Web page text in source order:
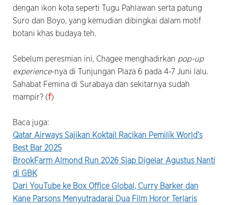
dengan ikon kota seperti Tugu Pahlawan serta patung
Suro dan Boyo, yang kemudian dibingkai dalam motif
botani khas budaya teh.
Sebelum peresmian ini, Chagee menghadirkan pop-up
experience-nya di Tunjungan Plaza 6 pada 4-7 Juni lalu.
Sahabat Femina di Surabaya dan sekitarnya sudah
mampir? (f)
Baca juga:
Qatar Airways Sajikan Koktail Racikan Pemilik World’s
Best Bar 2025
BrookFarm Almond Run 2026 Siap Digelar Agustus Nanti
di GBK
Dari YouTube ke Box Office Global, Curry Barker dan
Kane Parsons Menyutradarai Dua Film Horor Terlaris